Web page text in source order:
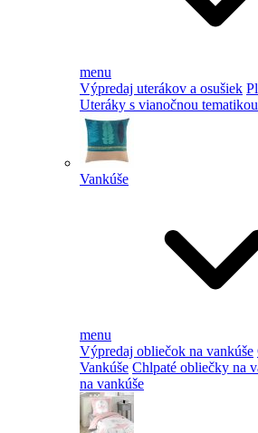
menu
Výpredaj uterákov a osušiek
Uteráky s vianočnou tematikou
Vankúše
menu
Výpredaj obliečok na vankúše
Vankúše Chlpaté obliečky na
na vankúše